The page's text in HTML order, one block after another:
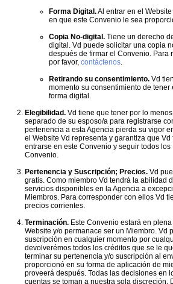
Forma Digital.Al entrar en el
en que este Convenio le sea
Copia No-digital. Tiene un derecho
digital. Vd puede solicitar una copia
después de firmar el Convenio.
por favor, contáctenos.
Retirando su consentimiento. Vd
momento su consentimiento de
forma digital.
Elegibilidad. Vd tiene que tener por lo
separado de su esposo/a para registrarse
pertenencia a esta Agencia pierda su vigor
el Website Vd representa y garantiza que
entrarse en este Convenio y seguir todos
Convenio.
Pertenencia y Suscripción; Precios. Vd
gratis. Como miembro Vd tendrá la abilidad
servicios disponibles en la Agencia a
Miembros. Para corresponder con ellos Vd
precios corrientes.
Terminación. Este Convenio estará en
Website y/o permanace ser un Miembro. Vd
suscripción en cualquier momento por
devolverémos todos los créditos que se le
terminar su pertenencia y/o suscripción al
proporcionó en su forma de aplicación de
proveerá después. Todas las decisiones en
cuentas se toman a nuestra sola discreción.